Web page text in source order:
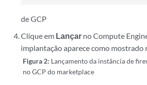
de GCP
Clique em Lançar no Compute
implantação aparece como mostrado
Figura 2: Lançamento da instância de
no GCP do marketplace